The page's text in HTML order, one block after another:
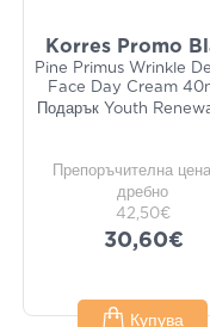
Korres Promo
Pine Primus Wrinkle
Face Day Cream
Подарък Youth
Препоръчителна
дребно
42,50€
30,60€
Купува